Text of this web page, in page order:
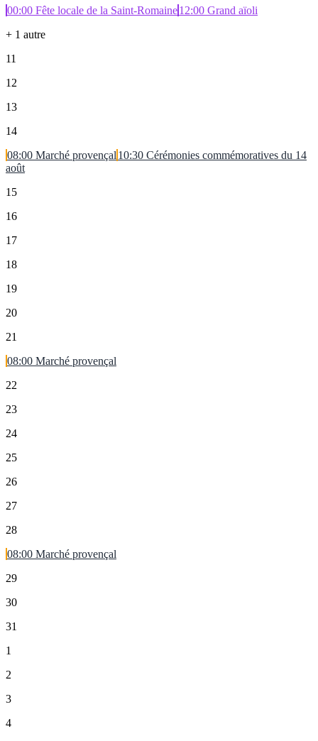
00:00 Fête locale de la Saint-Romaine12:00 Grand aïoli
+ 1 autre
11
12
13
14
08:00 Marché provençal 10:30 Cérémonies commémoratives du 14
août
15
16
17
18
19
20
21
08:00 Marché provençal
22
23
24
25
26
27
28
08:00 Marché provençal
29
30
31
1
2
3
4